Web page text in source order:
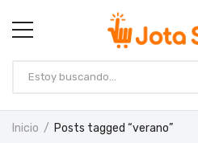
Inicio Posts tagged “verano”